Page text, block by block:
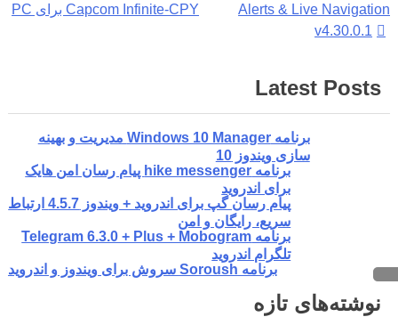
نوشته
Capcom Infinite-CPY برای PC
Alerts & Live Navigation
v4.30.0.1
Latest Posts
برنامه Windows 10 Manager مدیریت و بهینه
سازی ویندوز 10
برنامه hike messenger پیام‌ رسان‌ امن هایک
برای اندروید
پیام رسان گپ برای اندروید + ویندوز 4.5.7 ارتباط
سریع، رایگان و امن
برنامه Telegram 6.3.0 + Plus + Mobogram
تلگرام اندروید
برنامه Soroush سروش برای ویندوز و اندروید
نوشته‌های تازه